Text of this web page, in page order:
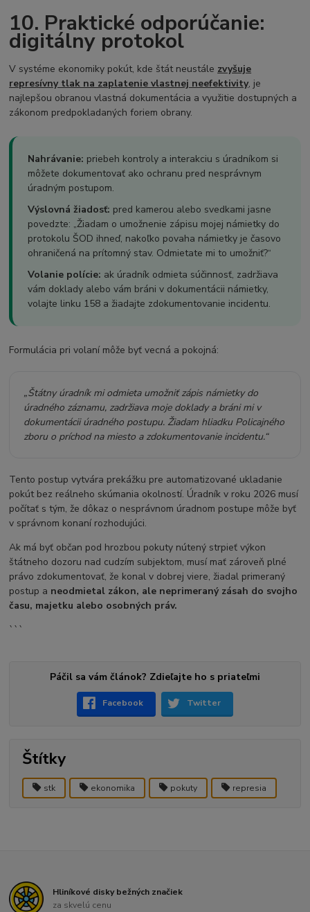
10. Praktické odporúčanie:
digitálny protokol
V systéme ekonomiky pokút, kde štát neustále zvyšuje
represívny tlak na zaplatenie vlastnej neefektivity, je
najlepšou obranou vlastná dokumentácia a využitie dostupných a
zákonom predpokladaných foriem obrany.
Nahrávanie: priebeh kontroly a interakciu s úradníkom si
môžete dokumentovať ako ochranu pred nesprávnym
úradným postupom.
Výslovná žiadosť: pred kamerou alebo svedkami jasne
povedzte: „Žiadam o umožnenie zápisu mojej námietky do
protokolu ŠOD ihneď, nakoľko povaha námietky je časovo
ohraničená na prítomný stav. Odmietate mi to umožniť?“
Volanie polície: ak úradník odmieta súčinnosť, zadržiava
vám doklady alebo vám bráni v dokumentácii námietky,
volajte linku 158 a žiadajte zdokumentovanie incidentu.
Formulácia pri volaní môže byť vecná a pokojná:
„Štátny úradník mi odmieta umožniť zápis námietky do
úradného záznamu, zadržiava moje doklady a bráni mi v
dokumentácii úradného postupu. Žiadam hliadku Policajného
zboru o príchod na miesto a zdokumentovanie incidentu.“
Tento postup vytvára prekážku pre automatizované ukladanie
pokút bez reálneho skúmania okolností. Úradník v roku 2026 musí
počítať s tým, že dôkaz o nesprávnom úradnom postupe môže byť
v správnom konaní rozhodujúci.
Ak má byť občan pod hrozbou pokuty nútený strpieť výkon
štátneho dozoru nad cudzím subjektom, musí mať zároveň plné
právo zdokumentovať, že konal v dobrej viere, žiadal primeraný
postup a neodmietal zákon, ale neprimeraný zásah do svojho
času, majetku alebo osobných práv.
```
Páčil sa vám článok? Zdieľajte ho s priateľmi
Facebook Twitter
Štítky
stk ekonomika pokuty represia
Hliníkové disky bežných značiek
za skvelú cenu